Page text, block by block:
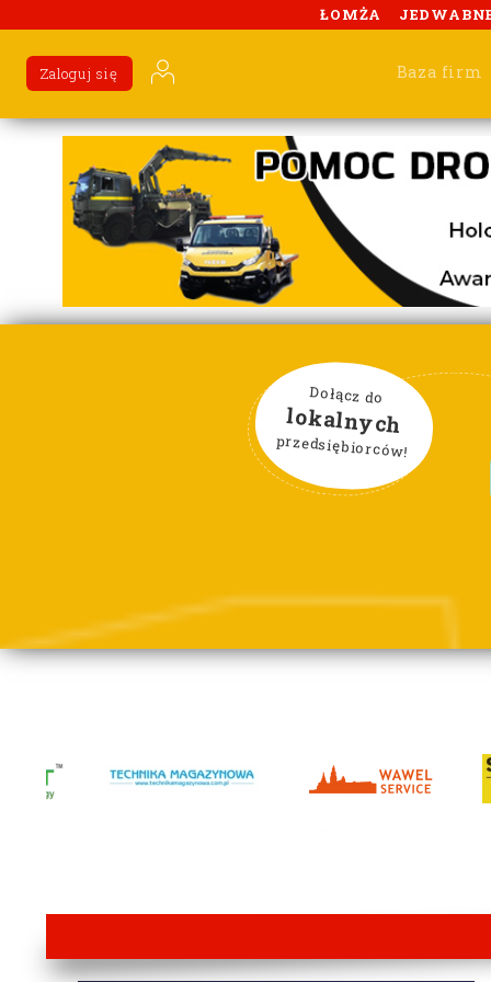
ŁOMŻA
Baza firm
Zaloguj się
Dołącz do
lokalnych
przedsiębiorców!
lorem ipsum